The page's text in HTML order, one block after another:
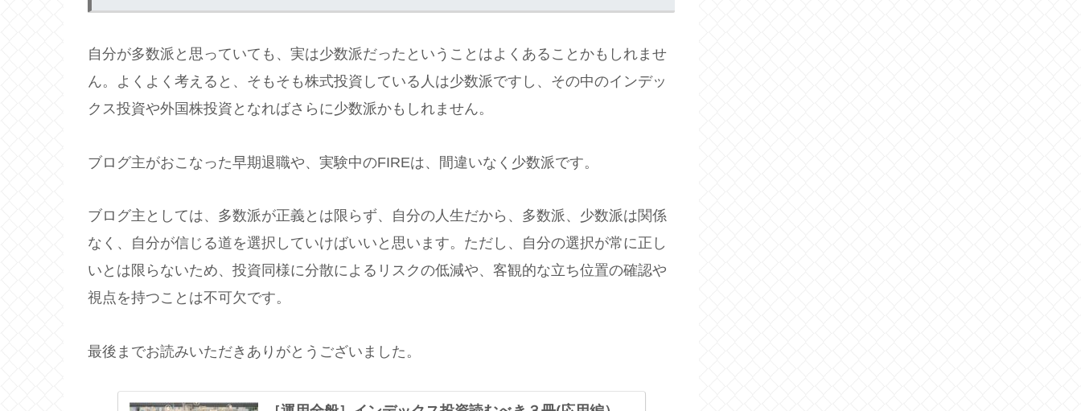
自分が多数派と思っていても、実は少数派だったということはよくあることかもしれませ
ん。よくよく考えると、そもそも株式投資している人は少数派ですし、その中のインデッ
クス投資や外国株投資となればさらに少数派かもしれません。
ブログ主がおこなった早期退職や、実験中のFIREは、間違いなく少数派です。
ブログ主としては、多数派が正義とは限らず、自分の人生だから、多数派、少数派は関係
なく、自分が信じる道を選択していけばいいと思います。ただし、自分の選択が常に正し
いとは限らないため、投資同様に分散によるリスクの低減や、客観的な立ち位置の確認や
視点を持つことは不可欠です。
最後までお読みいただきありがとうございました。